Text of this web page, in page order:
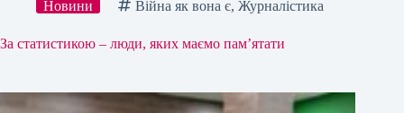
Новини
Війна як вона є, Журналістика
За статистикою – люди, яких маємо пам’ятати